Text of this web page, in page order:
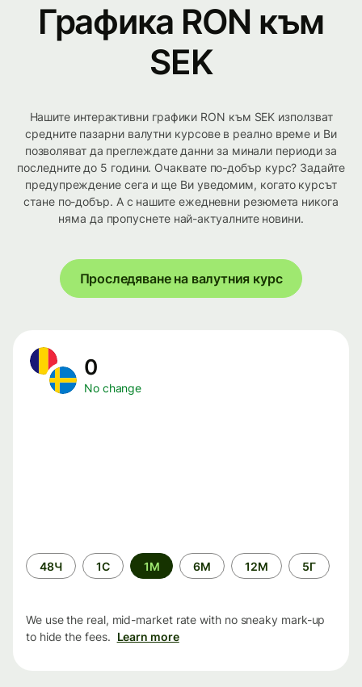
Графика RON към
SEK
Нашите интерактивни графики RON към SEK използват
средните пазарни валутни курсове в реално време и Ви
позволяват да преглеждате данни за минали периоди за
последните до 5 години. Очаквате по-добър курс? Задайте
предупреждение сега и ще Ви уведомим, когато курсът
стане по-добър. А с нашите ежедневни резюмета никога
няма да пропуснете най-актуалните новини.
Проследяване на валутния курс
0
No change
Time
period
48Ч 1С 1М 6М 12М 5Г
We use the real, mid-market rate with no sneaky mark-up
to hide the fees. Learn more